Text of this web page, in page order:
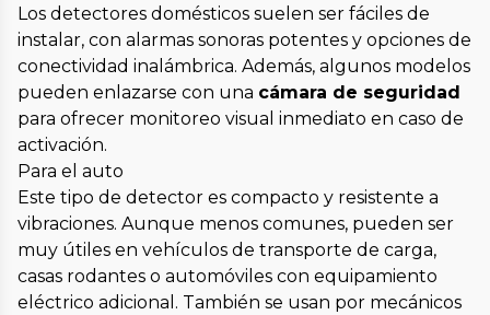
Los detectores domésticos suelen ser fáciles de
instalar, con alarmas sonoras potentes y opciones de
conectividad inalámbrica. Además, algunos modelos
pueden enlazarse con una cámara de seguridad
para ofrecer monitoreo visual inmediato en caso de
activación.
Para el auto
Este tipo de detector es compacto y resistente a
vibraciones. Aunque menos comunes, pueden ser
muy útiles en vehículos de transporte de carga,
casas rodantes o automóviles con equipamiento
eléctrico adicional. También se usan por mecánicos